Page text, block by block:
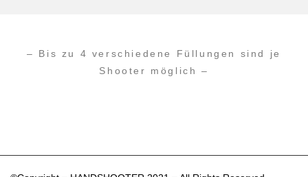
– Bis zu 4 verschiedene Füllungen sind je
Shooter möglich –